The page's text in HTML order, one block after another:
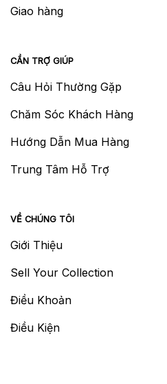
Giao hàng
CẦN TRỢ GIÚP
Câu Hỏi Thường Gặp
Chăm Sóc Khách Hàng
Hướng Dẫn Mua Hàng
Trung Tâm Hỗ Trợ
VỀ CHÚNG TÔI
Giới Thiệu
Sell Your Collection
Điều Khoản
Điều Kiện